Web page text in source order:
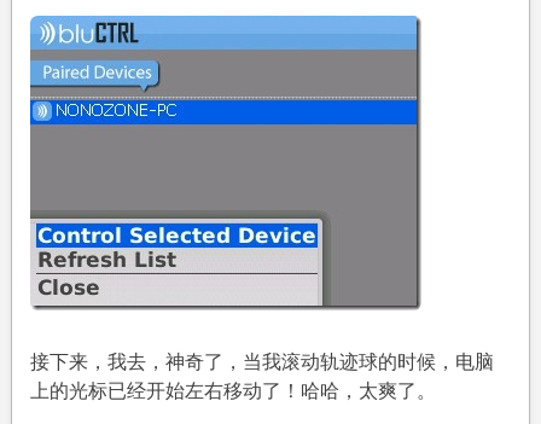
接下来，我去，神奇了，当我滚动轨迹球的时候，电脑
上的光标已经开始左右移动了！哈哈，太爽了。